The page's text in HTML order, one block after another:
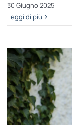
30 Giugno 2025
Leggi di più